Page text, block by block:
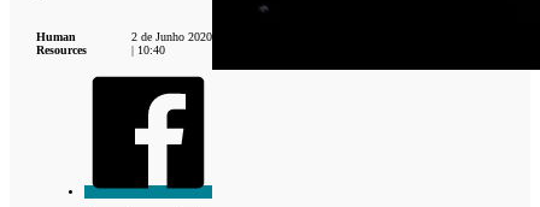
Human
Resources
2 de Junho 2020
| 10:40